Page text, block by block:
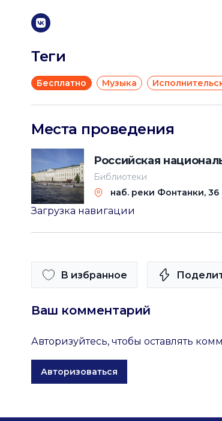
Теги
Бесплатно Музыка
Места проведения
Российская
Библиотеки
наб. реки Фонтанки, 36
Загрузка навигации
В избранное
Ваш комментарий
Авторизуйтесь, чтобы оставлять
Авторизоваться